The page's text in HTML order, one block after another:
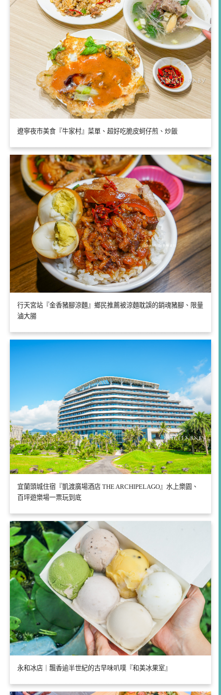
遼寧夜市美食『牛家村』菜單、超好吃脆皮蚵仔煎、炒飯
行天宮站『金香豬腳涼麵』鄉民推薦被涼麵耽誤的銷魂豬腳、限量
滷大腸
宜蘭頭城住宿『凱渡廣場酒店 THE ARCHIPELAGO』水上樂園、
百坪遊樂場一票玩到底
永和冰店｜飄香逾半世紀的古早味叭噗『和美冰果室』